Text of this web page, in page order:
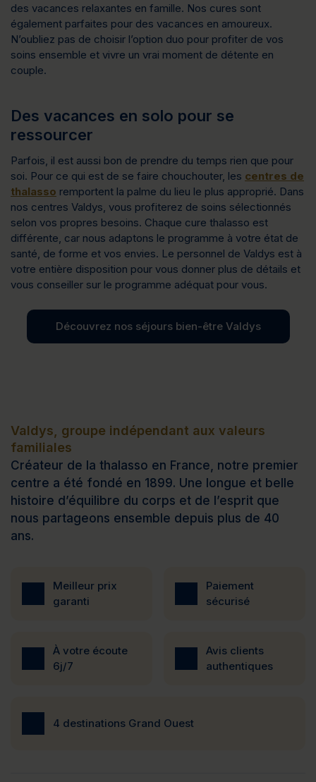
des vacances relaxantes en famille. Nos cures sont
également parfaites pour des vacances en amoureux.
N’oubliez pas de choisir l’option duo pour profiter de vos
soins ensemble et vivre un vrai moment de détente en
couple.
Des vacances en solo pour se
ressourcer
Parfois, il est aussi bon de prendre du temps rien que pour
soi. Pour ce qui est de se faire chouchouter, les centres de
thalasso remportent la palme du lieu le plus approprié. Dans
nos centres Valdys, vous profiterez de soins sélectionnés
selon vos propres besoins. Chaque cure thalasso est
différente, car nous adaptons le programme à votre état de
santé, de forme et vos envies. Le personnel de Valdys est à
votre entière disposition pour vous donner plus de détails et
vous conseiller sur le programme adéquat pour vous.
Découvrez nos séjours bien-être Valdys
Valdys, groupe indépendant aux valeurs
familiales
Créateur de la thalasso en France, notre premier
centre a été fondé en 1899. Une longue et belle
histoire d’équilibre du corps et de l’esprit que
nous partageons ensemble depuis plus de 40
ans.
Meilleur prix
garanti
Paiement
sécurisé
À votre écoute
6j/7
Avis clients
authentiques
4 destinations Grand Ouest